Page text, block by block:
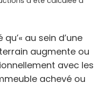
au sein d’une
augmente ou
avec les
achevé ou